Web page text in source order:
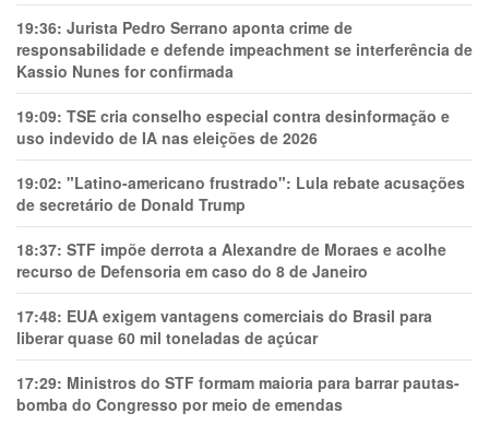
19:36: Jurista Pedro Serrano aponta crime de
responsabilidade e defende impeachment se interferência de
Kassio Nunes for confirmada
19:09: TSE cria conselho especial contra desinformação e
uso indevido de IA nas eleições de 2026
19:02: "Latino-americano frustrado": Lula rebate acusações
de secretário de Donald Trump
18:37: STF impõe derrota a Alexandre de Moraes e acolhe
recurso de Defensoria em caso do 8 de Janeiro
17:48: EUA exigem vantagens comerciais do Brasil para
liberar quase 60 mil toneladas de açúcar
17:29: Ministros do STF formam maioria para barrar pautas-
bomba do Congresso por meio de emendas